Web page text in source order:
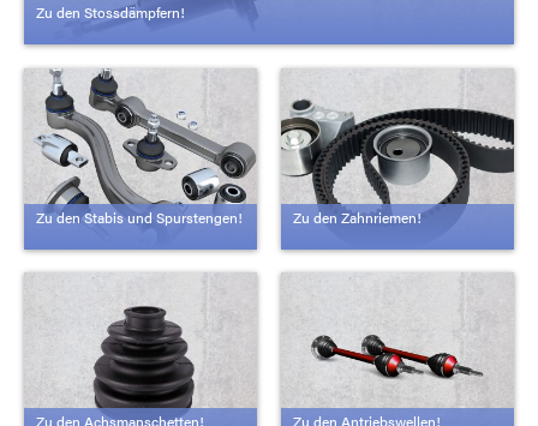
Zu den Stossdämpfern!
Zu den Stabis und Spurstengen! Zu den Zahnriemen!
Zu den Achsmanschetten! Zu den Antriebswellen!